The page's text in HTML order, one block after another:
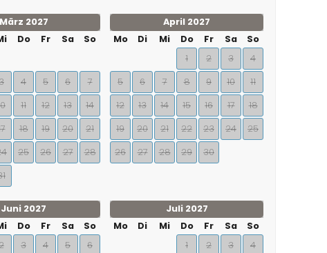
März 2027
Do Fr Sa So
4 5 6
7
11 12 13
14
18 19 20
21
25 26 27
28
April 2027
Mo
Di Mi Do Fr Sa
So
1
2 3
4
5
6 7 8 9 10
11
12
13 14 15 16 17
18
19
20 21 22 23 24
25
26
27 28 29 30
Juni 2027
Do Fr Sa
So
3 4 5 6
Juli 2027
Mo
Di Mi Do Fr Sa
So
1
2 3 4